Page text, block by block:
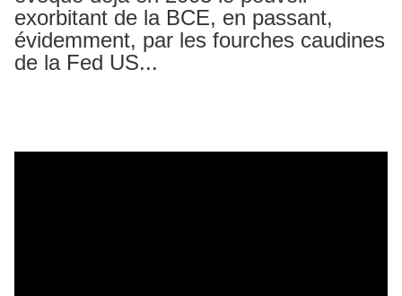
exorbitant de la BCE, en passant,
évidemment, par les fourches caudines
de la Fed US...